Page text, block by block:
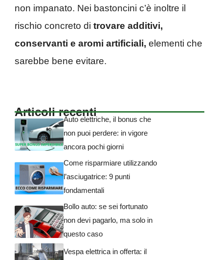
non impanato. Nei bastoncini c’è inoltre il
rischio concreto di trovare additivi,
conservanti e aromi artificiali, elementi che
sarebbe bene evitare.
Articoli recenti
Auto elettriche, il bonus che
non puoi perdere: in vigore
ancora pochi giorni
Come risparmiare utilizzando
l’asciugatrice: 9 punti
fondamentali
Bollo auto: se sei fortunato
non devi pagarlo, ma solo in
questo caso
Vespa elettrica in offerta: il